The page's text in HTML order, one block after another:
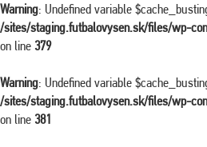
Warning: Undefined variable
/sites/staging.futbalovysen.sk/files/wp-
on line 379
Warning: Undefined variable
/sites/staging.futbalovysen.sk/files/wp-
on line 381